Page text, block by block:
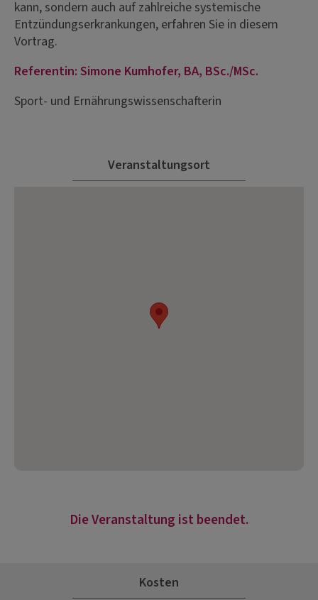
kann, sondern auch auf zahlreiche systemische
Entzündungserkrankungen, erfahren Sie in diesem
Vortrag.
Referentin: Simone Kumhofer, BA, BSc./MSc.
Sport- und Ernährungswissenschafterin
Veranstaltungsort
Die Veranstaltung ist beendet.
Kosten